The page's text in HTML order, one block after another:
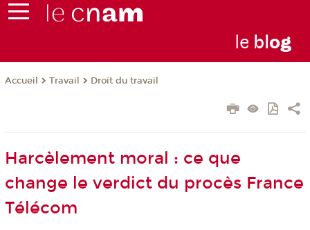
le blog
Accueil Travail Droit du travail
Harcèlement moral : ce que
change le verdict du procès France
Télécom